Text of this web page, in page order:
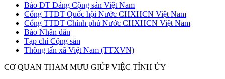
Báo ĐT Đảng Cộng sản Việt Nam
Cổng TTĐT Quốc hội Nước CHXHCN Việt Nam
Cổng TTĐT Chính phủ Nước CHXHCN Việt Nam
Báo Nhân dân
Tạp chí Cộng sản
Thông tấn xã Việt Nam (TTXVN)
CƠ QUAN THAM MƯU GIÚP VIỆC TỈNH ỦY